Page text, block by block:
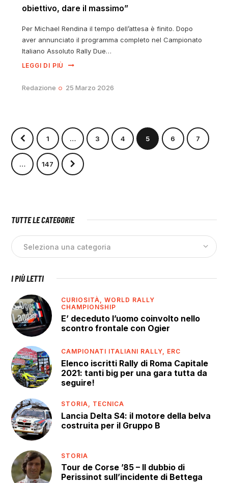
obiettivo, dare il massimo”
Per Michael Rendina il tempo dell’attesa è finito. Dopo
aver annunciato il programma completo nel Campionato
Italiano Assoluto Rally Due…
LEGGI DI PIÙ
Redazione 25 Marzo 2026
1 … 3 4 5 6 7
… 147
>
TUTTE LE CATEGORIE
I PIÙ LETTI
CURIOSITÀ,WORLD RALLY
CHAMPIONSHIP
E’ deceduto l’uomo coinvolto nello
scontro frontale con Ogier
CAMPIONATI ITALIANI RALLY, ERC
Elenco iscritti Rally di Roma Capitale
2021: tanti big per una gara tutta da
seguire!
STORIA, TECNICA
Lancia Delta S4: il motore della belva
costruita per il Gruppo B
STORIA
Tour de Corse ’85 – Il dubbio di
Perissinot sull’incidente di Bettega